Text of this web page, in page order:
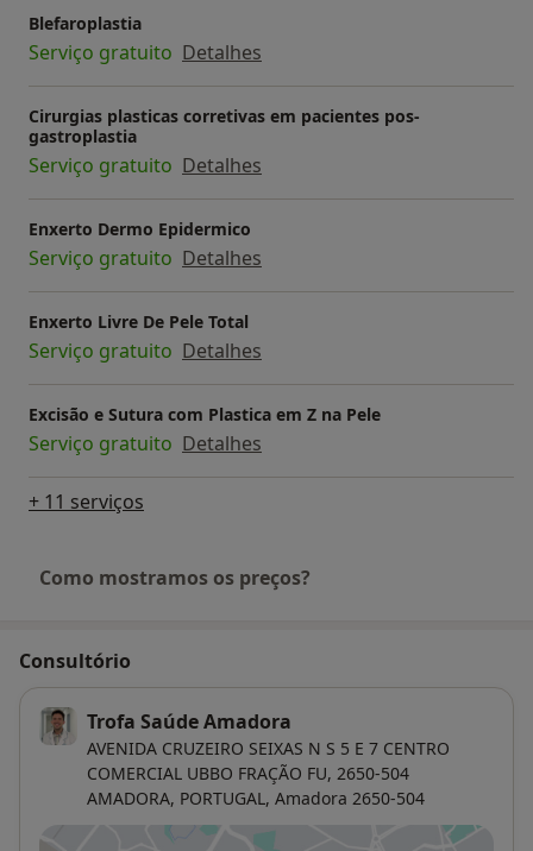
Blefaroplastia
Serviço gratuito Detalhes
Cirurgias plasticas corretivas em pacientes pos-
gastroplastia
Serviço gratuito Detalhes
Enxerto Dermo Epidermico
Serviço gratuito Detalhes
Enxerto Livre De Pele Total
Serviço gratuito Detalhes
Excisão e Sutura com Plastica em Z na Pele
Serviço gratuito Detalhes
+ 11 serviços
Como mostramos os preços?
Consultório
Trofa Saúde Amadora
AVENIDA CRUZEIRO SEIXAS N S 5 E 7 CENTRO
COMERCIAL UBBO FRAÇÃO FU, 2650-504
AMADORA, PORTUGAL, Amadora 2650-504